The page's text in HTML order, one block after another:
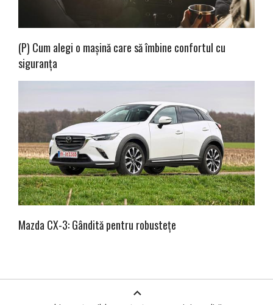
(P) Cum alegi o mașină care să îmbine confortul cu
siguranța
Mazda CX-3: Gândită pentru robustețe